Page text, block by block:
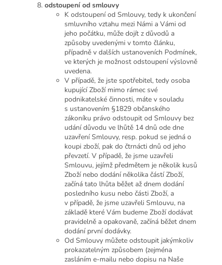
odstoupení od smlouvy
K odstoupení od Smlouvy, tedy k ukončení
smluvního vztahu mezi Námi a Vámi od
jeho počátku, může dojít z důvodů a
způsoby uvedenými v tomto článku,
případně v dalších ustanoveních Podmínek,
ve kterých je možnost odstoupení výslovně
uvedena.
V případě, že jste spotřebitel, tedy osoba
kupující Zboží mimo rámec své
podnikatelské činnosti, máte v souladu
s ustanovením §1829 občanského
zákoníku právo odstoupit od Smlouvy bez
udání důvodu ve lhůtě 14 dnů ode dne
uzavření Smlouvy, resp. pokud se jedná o
koupi zboží, pak do čtrnácti dnů od jeho
převzetí. V případě, že jsme uzavřeli
Smlouvu, jejímž předmětem je několik kusů
Zboží nebo dodání několika částí Zboží,
začíná tato lhůta běžet až dnem dodání
posledního kusu nebo části Zboží, a
v případě, že jsme uzavřeli Smlouvu, na
základě které Vám budeme Zboží dodávat
pravidelně a opakovaně, začíná běžet dnem
dodání první dodávky.
Od Smlouvy můžete odstoupit jakýmkoliv
prokazatelným způsobem (zejména
zasláním e-mailu nebo dopisu na Naše